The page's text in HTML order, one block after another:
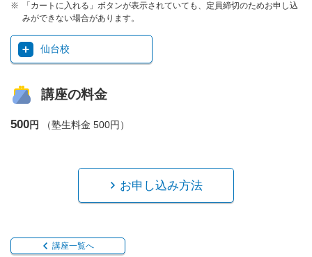
「カートに入れる」ボタンが表示されていても、定員締切のためお申し込
みができない場合があります。
仙台校
講座の料金
500円 （塾生料金 500円）
お申し込み方法
講座一覧へ